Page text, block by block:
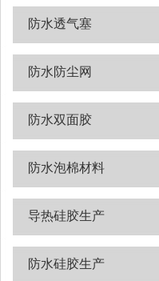
防水透气塞
防水防尘网
防水双面胶
防水泡棉材料
导热硅胶生产
防水硅胶生产